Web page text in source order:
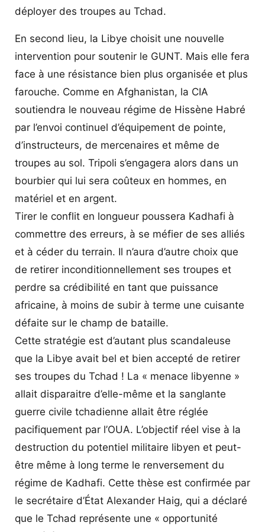
déployer des troupes au Tchad.
En second lieu, la Libye choisit une nouvelle
intervention pour soutenir le GUNT. Mais elle fera
face à une résistance bien plus organisée et plus
farouche. Comme en Afghanistan, la CIA
soutiendra le nouveau régime de Hissène Habré
par l’envoi continuel d’équipement de pointe,
d’instructeurs, de mercenaires et même de
troupes au sol. Tripoli s’engagera alors dans un
bourbier qui lui sera coûteux en hommes, en
matériel et en argent.
Tirer le conflit en longueur poussera Kadhafi à
commettre des erreurs, à se méfier de ses alliés
et à céder du terrain. Il n’aura d’autre choix que
de retirer inconditionnellement ses troupes et
perdre sa crédibilité en tant que puissance
africaine, à moins de subir à terme une cuisante
défaite sur le champ de bataille.
Cette stratégie est d’autant plus scandaleuse
que la Libye avait bel et bien accepté de retirer
ses troupes du Tchad ! La « menace libyenne »
allait disparaitre d’elle-même et la sanglante
guerre civile tchadienne allait être réglée
pacifiquement par l’OUA. L’objectif réel vise à la
destruction du potentiel militaire libyen et peut-
être même à long terme le renversement du
régime de Kadhafi. Cette thèse est confirmée par
le secrétaire d’État Alexander Haig, qui a déclaré
que le Tchad représente une « opportunité